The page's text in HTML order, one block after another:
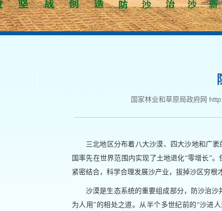
国家林业和草原局政府网
三北地区分布着八大沙漠、四大沙地和广
国率先在世界范围内实现了土地退化“零增长”
紧密结合，科学合理发展沙产业，拔掉沙区穷根
沙漠是生态系统的重要组成部分，防沙治
为人用”的相处之道。从半个多世纪前的“沙进